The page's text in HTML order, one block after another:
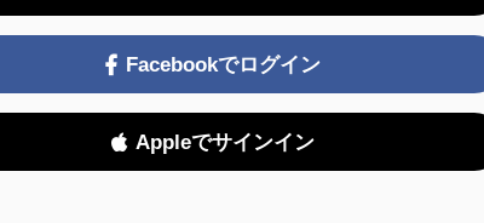
Facebookでログイン
Appleでサインイン